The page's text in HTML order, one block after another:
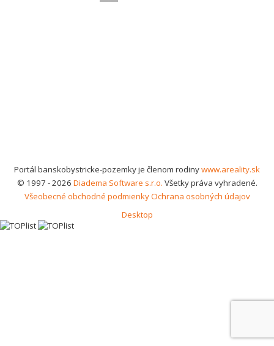
Portál banskobystricke-pozemky je členom rodinywww.areality.sk
© 1997 - 2026 Diadema Software s.r.o. Všetky práva vyhradené.
Všeobecné obchodné podmienkyOchrana osobných údajov
Desktop